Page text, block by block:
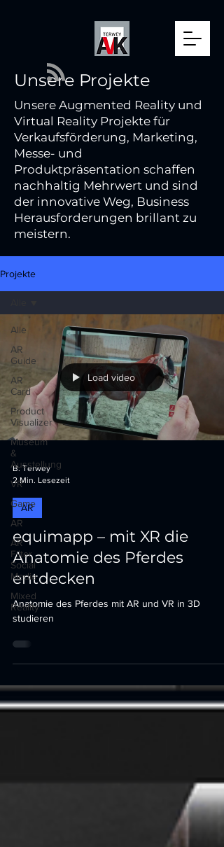
Unsere Projekte
Unsere Augmented Reality und
Virtual Reality Projekte für
Verkaufsförderung, Marketing,
Messe- und
Produktpräsentation schaffen
nachhaltig Mehrwert und sind
der innovative Weg, Business
Herausforderungen brillant zu
meistern.
Projekte
Alle
AR
Guide
AR
Card
Product
Visualizer
Museum
&
Ausstellung
VR
Game
AR
AR
Filter
Social
Media
Mixed
Reality
Load video
B. Terwey
2 Min. Lesezeit
AR
equimapp – mit XR die
Anatomie des Pferdes
entdecken
Anatomie des Pferdes mit AR und VR in 3D
studieren